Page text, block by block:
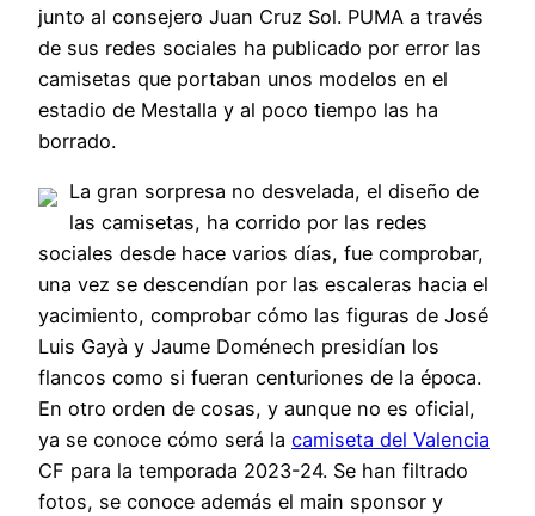
junto al consejero Juan Cruz Sol. PUMA a través
de sus redes sociales ha publicado por error las
camisetas que portaban unos modelos en el
estadio de Mestalla y al poco tiempo las ha
borrado.
La gran sorpresa no desvelada, el diseño de
las camisetas, ha corrido por las redes
sociales desde hace varios días, fue comprobar,
una vez se descendían por las escaleras hacia el
yacimiento, comprobar cómo las figuras de José
Luis Gayà y Jaume Doménech presidían los
flancos como si fueran centuriones de la época.
En otro orden de cosas, y aunque no es oficial,
ya se conoce cómo será la camiseta del Valencia
CF para la temporada 2023-24. Se han filtrado
fotos, se conoce además el main sponsor y